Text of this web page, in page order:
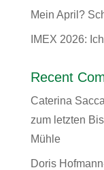
Mein April?
IMEX 2026:
Recent
Caterina
zum letzten
Mühle
Doris